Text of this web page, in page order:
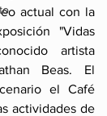
actual con la
"Vidas
artista
Beas. El
el Café
actividades de